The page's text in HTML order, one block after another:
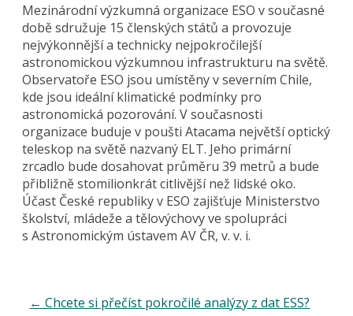
Mezinárodní výzkumná organizace ESO v současné
době sdružuje 15 členských států a provozuje
nejvýkonnější a technicky nejpokročilejší
astronomickou výzkumnou infrastrukturu na světě.
Observatoře ESO jsou umístěny v severním Chile,
kde jsou ideální klimatické podmínky pro
astronomická pozorování. V současnosti
organizace buduje v poušti Atacama největší optický
teleskop na světě nazvaný ELT. Jeho primární
zrcadlo bude dosahovat průměru 39 metrů a bude
přibližně stomilionkrát citlivější než lidské oko.
Účast České republiky v ESO zajišťuje Ministerstvo
školství, mládeže a tělovýchovy ve spolupráci
s Astronomickým ústavem AV ČR, v. v. i.
← Chcete si přečíst pokročilé analýzy z dat ESS?